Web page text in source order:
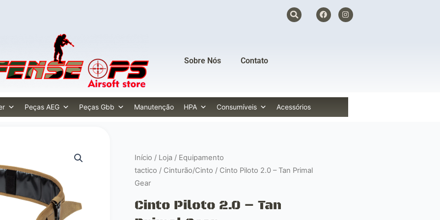
F
a
c
I
n
s
Sobre Nós Contato
Peças AEG Peças Gbb Manutenção HPA Consumíveis Acessórios
Início / Loja / Equipamento
tactico / Cinturão/Cinto / Cinto Piloto 2.0 – Tan Primal
Gear
Cinto Piloto 2.0 – Tan